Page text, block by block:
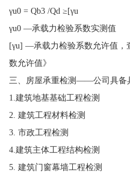
γu0 = Qb3 /Qd ≥[γu
γu0 —承载力检验系数实测值
[γu] —承载力检验系数允许值，
数允许值》
三、房屋承重检测——公司具备
1.建筑地基基础工程检测
2. 建筑工程材料检测
3. 市政工程检测
4.建筑主体工程结构检测
5. 建筑门窗幕墙工程检测